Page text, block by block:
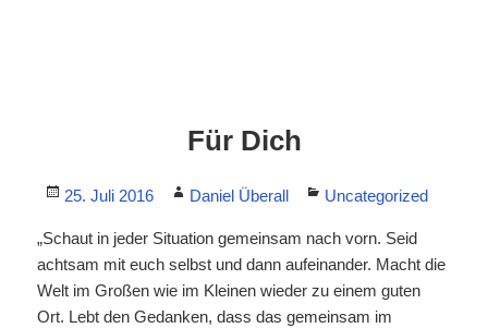
Für Dich
Posted
25. Juli 2016 Author
Daniel Überall Categories
Uncategorized
„Schaut in jeder Situation gemeinsam nach vorn. Seid
achtsam mit euch selbst und dann aufeinander. Macht die
Welt im Großen wie im Kleinen wieder zu einem guten
Ort. Lebt den Gedanken, dass das gemeinsam im